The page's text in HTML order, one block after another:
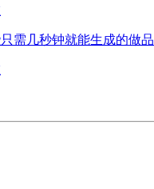
需几秒钟就能生成的做品